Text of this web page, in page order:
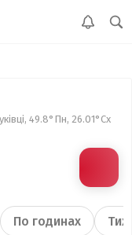
49.8°Пн, 26.01°Сх
По годинах